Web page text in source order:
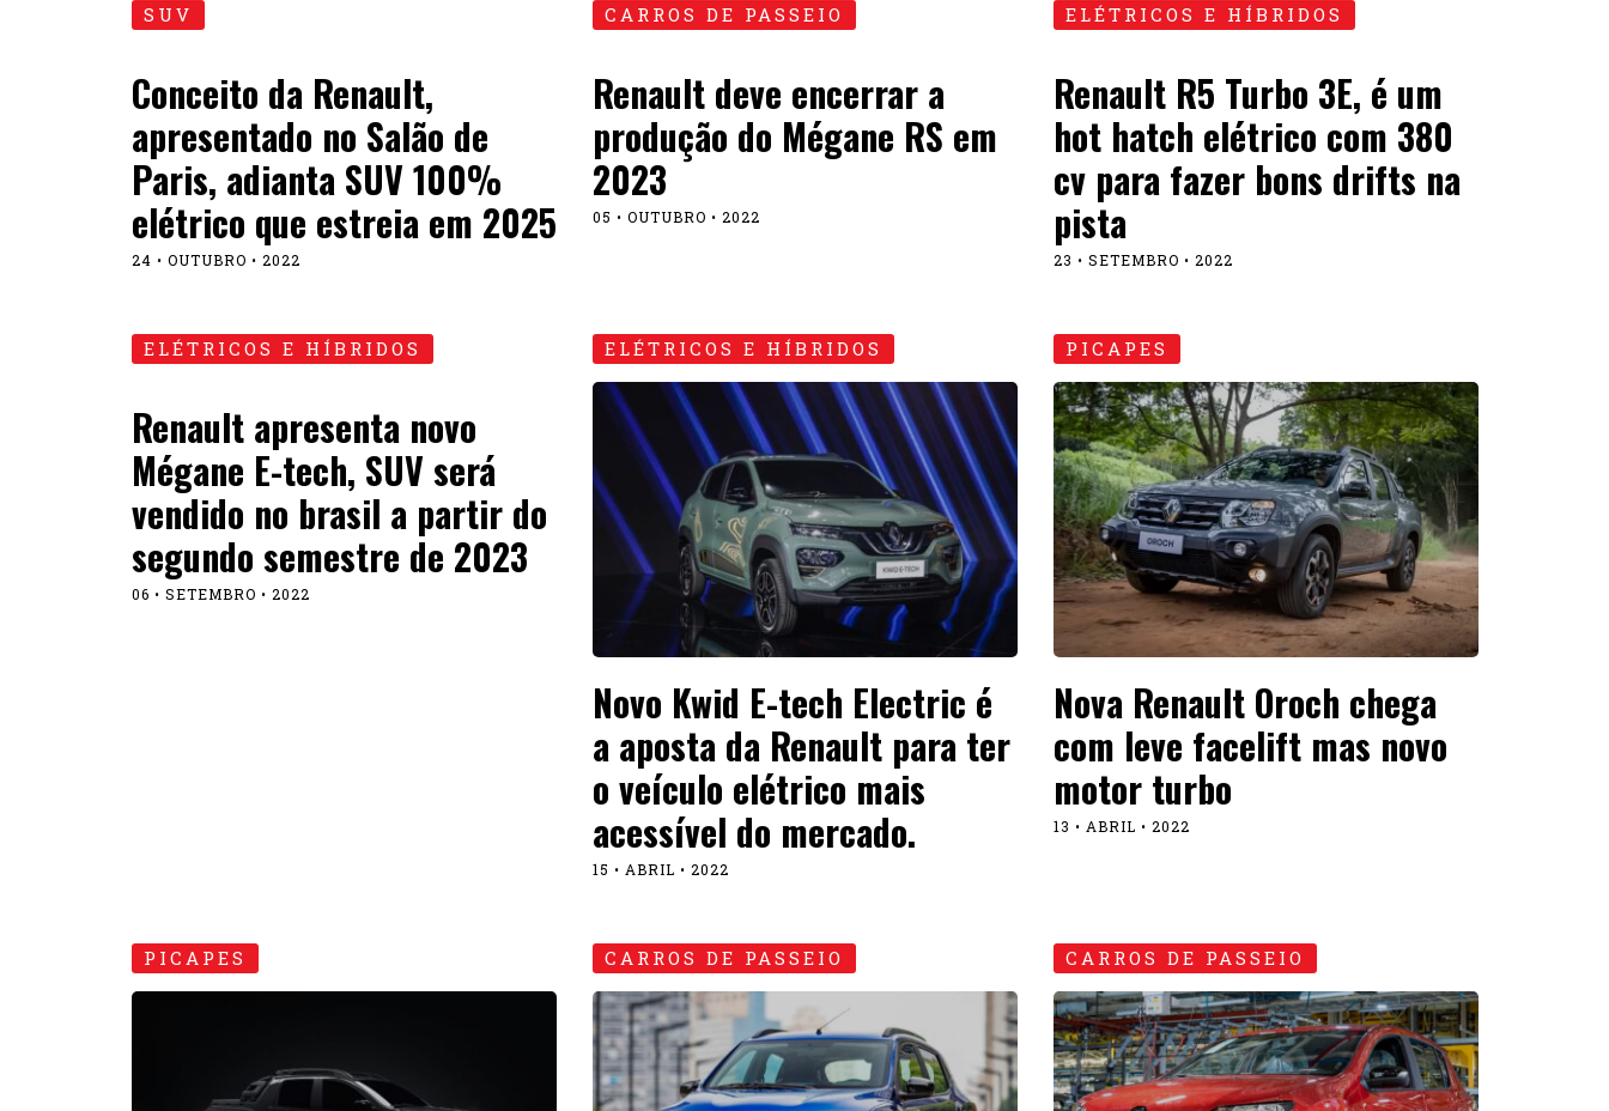
SUV
Conceito da Renault,
apresentado no Salão de
Paris, adianta SUV 100%
elétrico que estreia em 2025
24 • OUTUBRO • 2022
CARROS DE PASSEIO
Renault deve encerrar a
produção do Mégane RS em
2023
05 • OUTUBRO • 2022
ELÉTRICOS E HÍBRIDOS
Renault R5 Turbo 3E, é um
hot hatch elétrico com 380
cv para fazer bons drifts na
pista
23 • SETEMBRO • 2022
ELÉTRICOS E HÍBRIDOS
Renault apresenta novo
Mégane E-tech, SUV será
vendido no brasil a partir do
segundo semestre de 2023
06 • SETEMBRO • 2022
ELÉTRICOS E HÍBRIDOS
Novo Kwid E-tech Electric é
a aposta da Renault para ter
o veículo elétrico mais
acessível do mercado.
15 • ABRIL • 2022
PICAPES
Nova Renault Oroch chega
com leve facelift mas novo
motor turbo
13 • ABRIL • 2022
PICAPES CARROS DE PASSEIO CARROS DE PASSEIO